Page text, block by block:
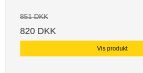
851 DKK
820 DKK
Vis produkt